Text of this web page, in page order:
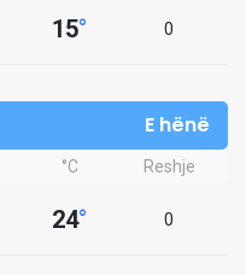
15° 0
E hënë
°C Reshje
24° 0